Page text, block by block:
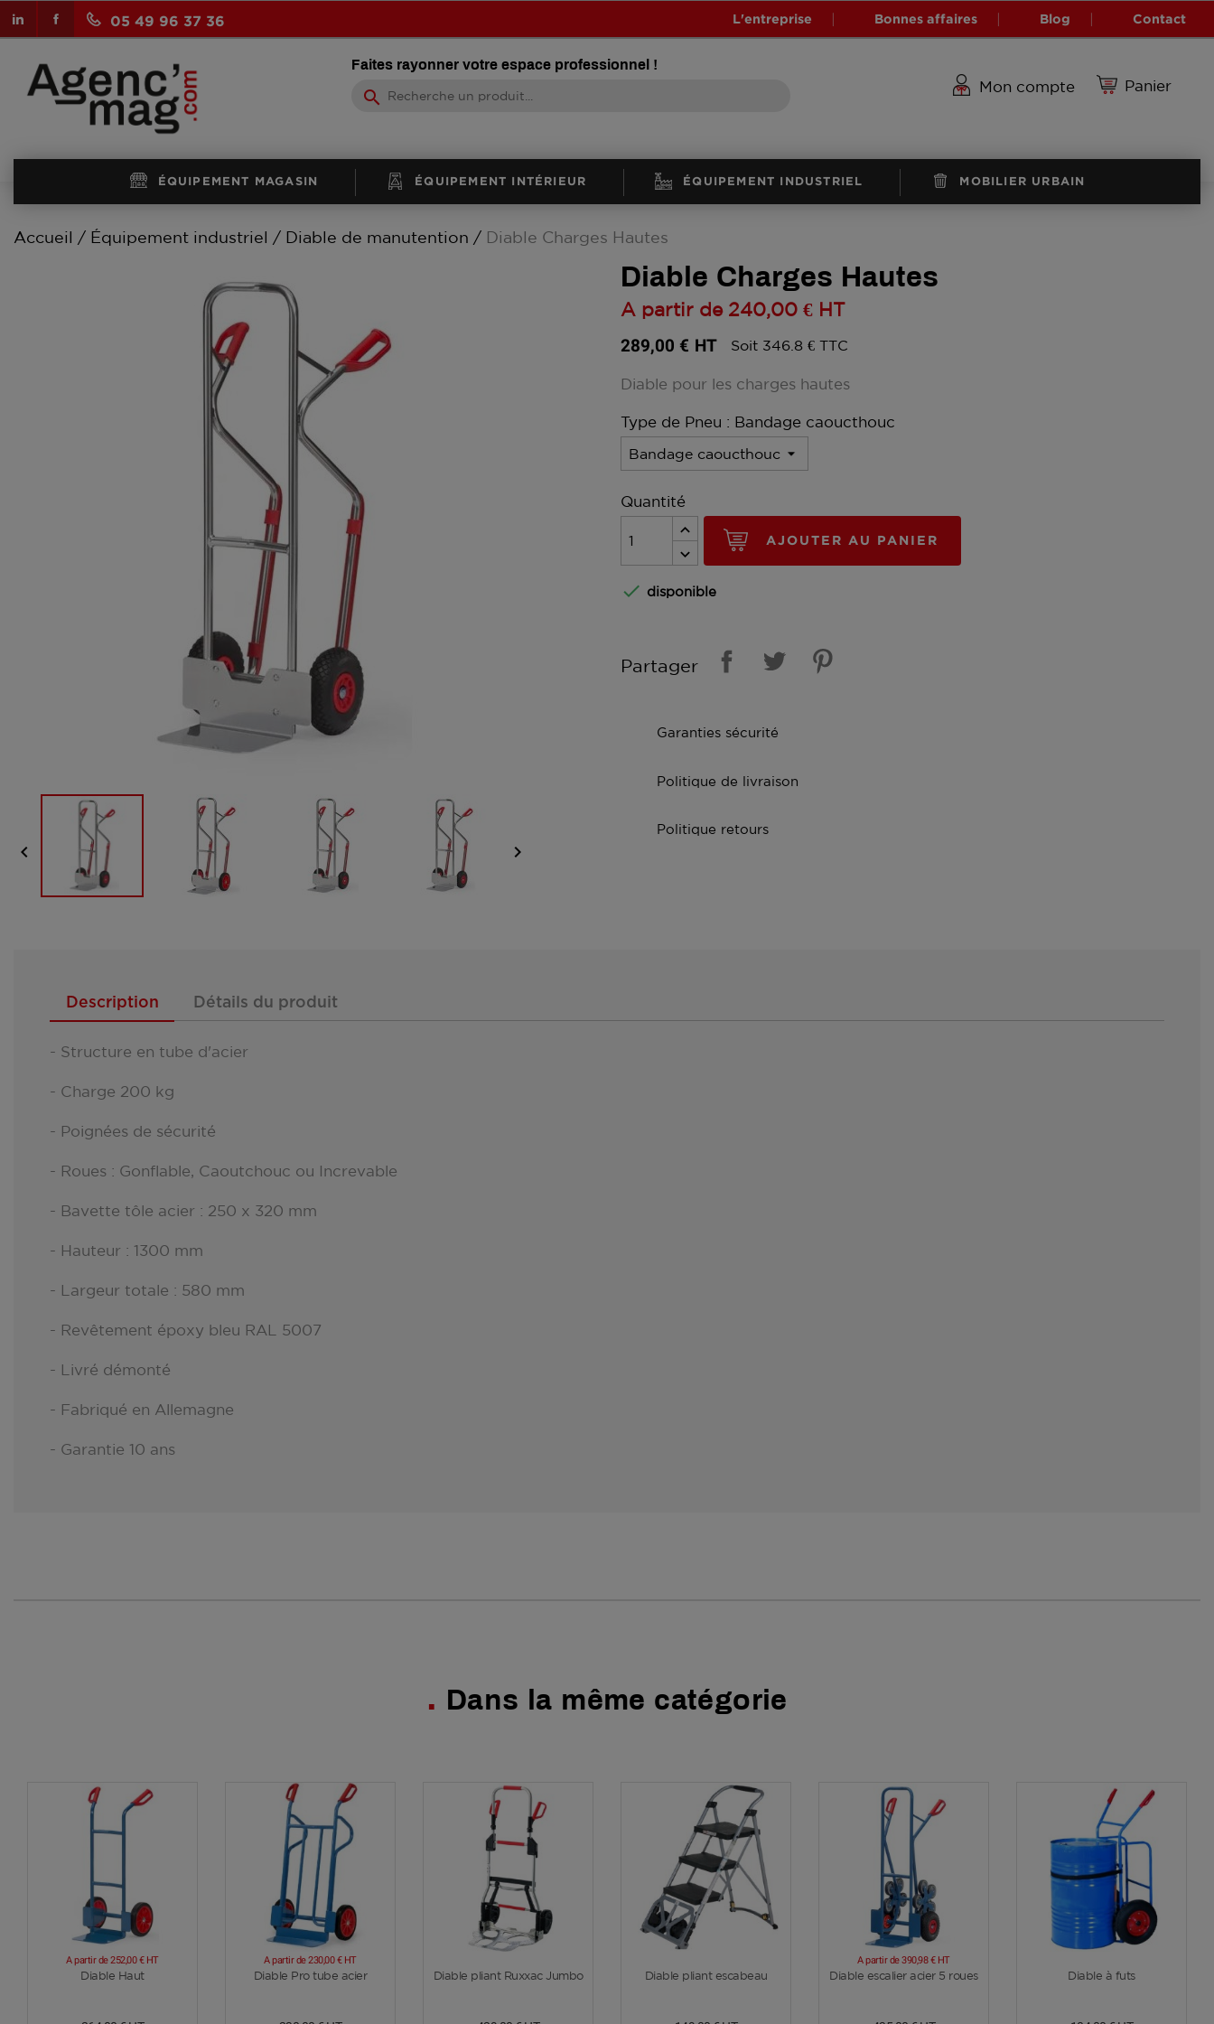
05 49 96 37 36
Facebook
LinkedIn
L'entreprise Bonnes affaires Blog Contact
Faites rayonner votre espace professionnel !
search
Panier
Mon compte
ÉQUIPEMENT MAGASIN ÉQUIPEMENT INTÉRIEUR ÉQUIPEMENT INDUSTRIEL MOBILIER URBAIN
Accueil Équipement industriel Diable de manutention Diable Charges Hautes
 
Diable Charges Hautes
A partir de 240,00 € HT
289,00 € HT Soit 346.8 € TTC
Diable pour les charges hautes
Type de Pneu : Bandage caoucthouc
Quantité
AJOUTER AU PANIER
 disponible
Partager
Garanties sécurité
Politique de livraison
Politique retours
Description Détails du produit
- Structure en tube d'acier
- Charge 200 kg
- Poignées de sécurité
- Roues : Gonflable, Caoutchouc ou Increvable
- Bavette tôle acier : 250 x 320 mm
- Hauteur : 1300 mm
- Largeur totale : 580 mm
- Revêtement époxy bleu RAL 5007
- Livré démonté
- Fabriqué en Allemagne
- Garantie 10 ans
Dans la même catégorie
Voir plus
Diable Haut
A partir de252,00 € HT
Voir plus
Diable Pro tube acier
A partir de230,00 € HT
Voir plus
Diable pliant Ruxxac Jumbo Voir plus
Diable pliant escabeau Voir plus
Diable escalier acier 5 roues
A partir de390,98 € HT
Voir plus
Diable à futs